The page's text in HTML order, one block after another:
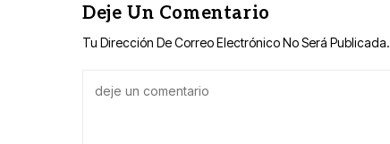
Deje Un Comentario
Tu Dirección De Correo Electrónico No Será Publicada.